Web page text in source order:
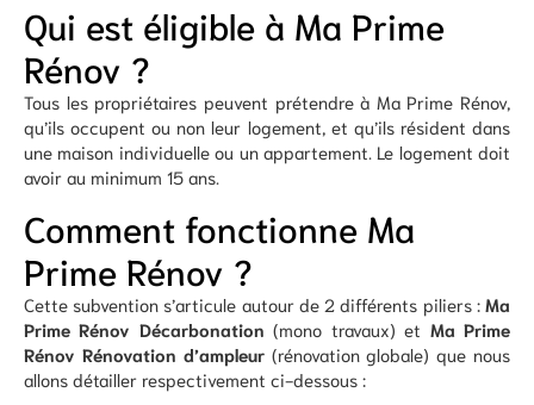
Qui est éligible à Ma Prime
Rénov ?
Tous les propriétaires peuvent prétendre à Ma Prime Rénov,
qu’ils occupent ou non leur logement, et qu’ils résident dans
une maison individuelle ou un appartement. Le logement doit
avoir au minimum 15 ans.
Comment fonctionne Ma
Prime Rénov ?
Cette subvention s’articule autour de 2 différents piliers : Ma
Prime Rénov Décarbonation (mono travaux) et Ma Prime
Rénov Rénovation d’ampleur(rénovation globale) que nous
allons détailler respectivement ci-dessous :